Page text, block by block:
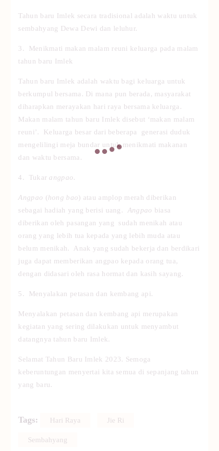
Tahun baru Imlek secara tradisional adalah waktu untuk
sembahyang Dewa Dewi dan leluhur.
3. Menikmati makan malam reuni keluarga pada malam
tahun baru Imlek
Tahun baru Imlek adalah waktu bagi keluarga untuk
berkumpul bersama. Di mana pun berada, masyarakat
diharapkan merayakan hari raya bersama keluarga.
Makan malam tahun baru Imlek disebut ‘makan malam
reuni’. Keluarga besar dari beberapa generasi duduk
mengelilingi meja bundar untuk menikmati makanan
dan waktu bersama.
4. Tukar angpao.
Angpao (hong bao) atau amplop merah diberikan
sebagai hadiah yang berisi uang. Angpao biasa
diberikan oleh pasangan yang sudah menikah atau
orang yang lebih tua kepada yang lebih muda atau
belum menikah. Anak yang sudah bekerja dan berdikari
juga dapat memberikan angpao kepada orang tua,
dengan didasari oleh rasa hormat dan kasih sayang.
5. Menyalakan petasan dan kembang api.
Menyalakan petasan dan kembang api merupakan
kegiatan yang sering dilakukan untuk menyambut
datangnya tahun baru Imlek.
Selamat Tahun Baru Imlek 2023. Semoga
keberuntungan menyertai kita semua di sepanjang tahun
yang baru.
Tags: Hari Raya Jie Ri
Sembahyang